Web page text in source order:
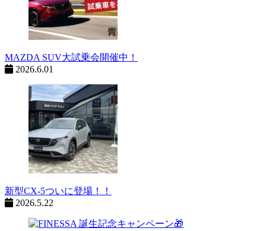
MAZDA SUV大試乗会開催中！
2026.6.01
新型CX-5ついに登場！！
2026.5.22